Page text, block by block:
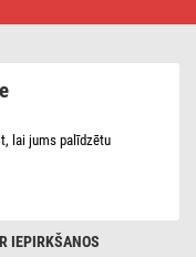
IEPIRKŠANOS
lai jums palīdzētu